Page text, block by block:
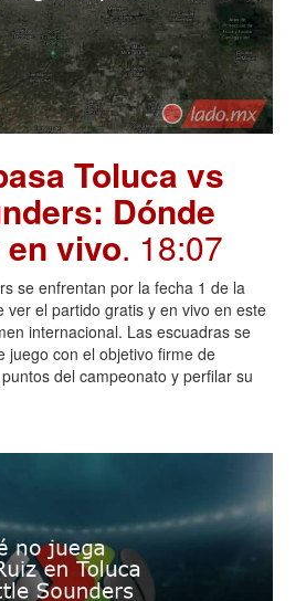
Toluca vs
Dónde
vivo. 18:07
se enfrentan por la fecha 1 de la
ver el partido gratis y en vivo en este
internacional. Las escuadras se
juego con el objetivo firme de
del campeonato y perfilar su